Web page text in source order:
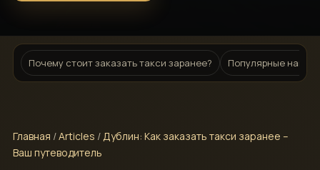
Почему стоит заказать такси заранее? Популярные
Главная /Articles /Дублин: Как заказать такси заранее –
Ваш путеводитель